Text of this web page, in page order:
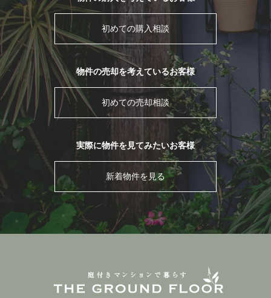
初めての購入相談
物件の売却を考えているお客様
初めての売却相談
実際に物件を見てみたいお客様
新着物件を見る